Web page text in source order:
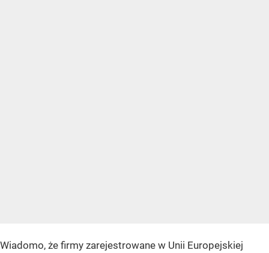
Wiadomo, że firmy zarejestrowane w Unii Europejskiej